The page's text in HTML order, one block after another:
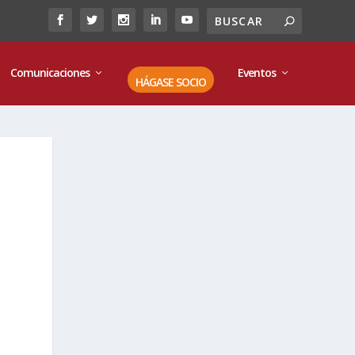
Comunicaciones
HÁGASE SOCIO
Eventos